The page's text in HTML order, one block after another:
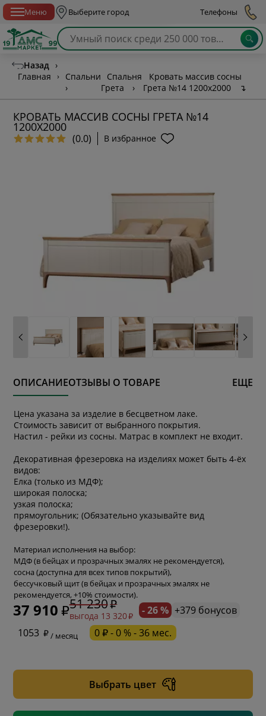
Меню Выберите город Телефоны
Назад ›
Главная
›
Спальни
›
Спальня
Грета
›
Кровать массив сосны
Грета №14 1200х2000
↴
КРОВАТЬ МАССИВ СОСНЫ ГРЕТА №14
1200Х2000
(0.0) В избранное
ОПИСАНИЕОТЗЫВЫ О ТОВАРЕ ЕЩЕ
Цена указана за изделие в бесцветном лаке.
Стоимость зависит от выбранного покрытия.
Настил - рейки из сосны. Матрас в комплект не входит.
Декоративная фрезеровка на изделиях может быть 4-ёх
видов:
Елка (только из МДФ);
широкая полоска;
узкая полоска;
прямоугольник; (Обязательно указывайте вид
фрезеровки!).
Материал исполнения на выбор:
МДФ (в бейцах и прозрачных эмалях не рекомендуется),
сосна (доступна для всех типов покрытий),
бессучковый щит (в бейцах и прозрачных эмалях не
рекомендуется, +10% стоимости).
37 910 51 230
выгода 13 320 - 26 % +379 бонусов
1053
/ месяц 0 ₽ - 0 % - 36 мес.
Выбрать цвет
* обязательное поле